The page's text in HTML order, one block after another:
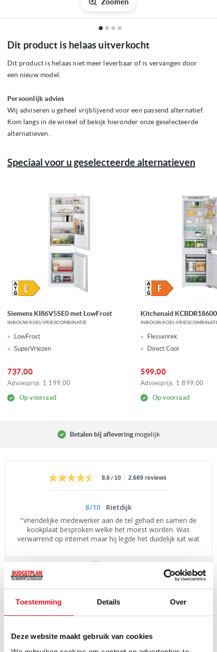
Toestemming Details Over
Deze website maakt gebruik van cookies
naar
begin
van
Dit product is helaas uitverkocht
Dit product is helaas niet meer leverbaar of is vervangen door
een nieuw model.
Persoonlijk advies
Wij adviseren u geheel vrijblijvend voor een passend alternatief.
Kom langs in de winkel of bekijk hieronder onze geselecteerde
alternatieven.
Speciaal voor u geselecteerde alternatieven
Siemens KI86V5SE0 met LowFrost
INBOUW KOEL-VRIESCOMBINATIE
LowFrost
SuperVriezen
737,00
Adviesprijs 1.199,00
Op voorraad
Kitchenaid
INBOUW KOEL-
Flessenrek
Direct Cool
599,00
Adviesprijs 1.899,00
Op voorraad
Betalen bij aflevering mogelijk
8.6/ 10 2.669 reviews
8/10
Rietdijk
Vriendelijke medewerker aan de tel gehad en samen de
kookplaat besproken welke het moest worden. Was
verwarrend op internet maar hij legde het duidelijk iuit wat
PRODUCTOMSCHRIJVING
De Siemens KI86V5SF0 is een 177 cm hoge inbouw koel-
voor een bepaalde tijd verlaagd, zodat u etenswaren snel kunt